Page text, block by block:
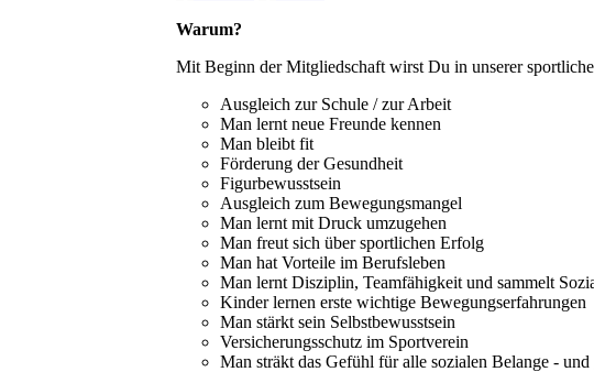
Warum?
Mit Beginn der Mitgliedschaft wirst Du in unserer
Ausgleich zur Schule / zur Arbeit
Man lernt neue Freunde kennen
Man bleibt fit
Förderung der Gesundheit
Figurbewusstsein
Ausgleich zum Bewegungsmangel
Man lernt mit Druck umzugehen
Man freut sich über sportlichen Erfolg
Man hat Vorteile im Berufsleben
Man lernt Disziplin, Teamfähigkeit und sammelt
Kinder lernen erste wichtige Bewegungserfahrungen
Man stärkt sein Selbstbewusstsein
Versicherungsschutz im Sportverein
Man sträkt das Gefühl für alle sozialen Belange - und